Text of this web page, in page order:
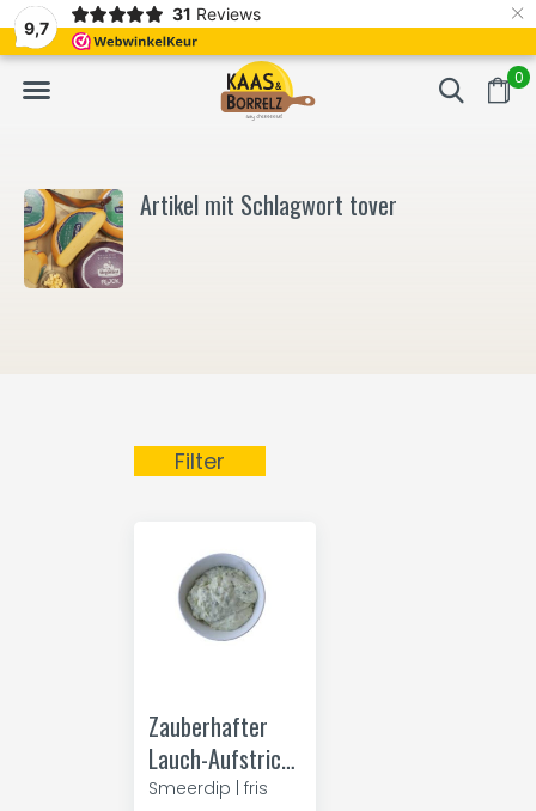
9,7
31 Reviews ×
0
Frisch geschnitten und vakuumverpackt. Meistens Lieferung
Artikel mit Schlagwort tover
Filter
Zauberhafter
Lauch-Aufstrich-
Dip
Smeerdip | fris